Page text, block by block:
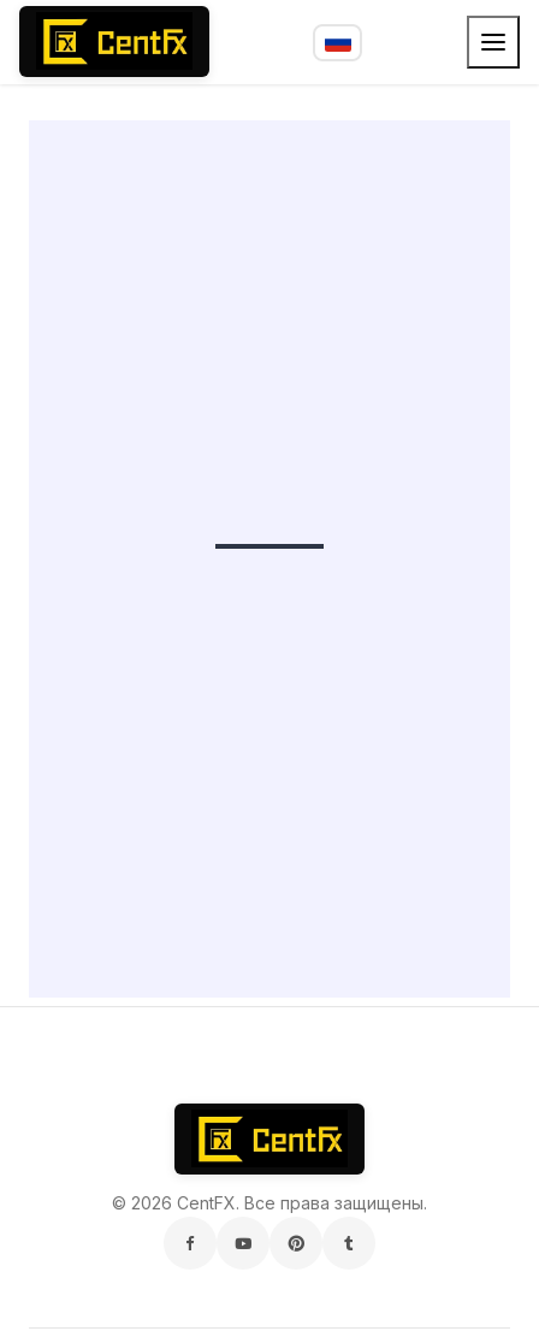
© 2026 CentFX. Все права защищены.